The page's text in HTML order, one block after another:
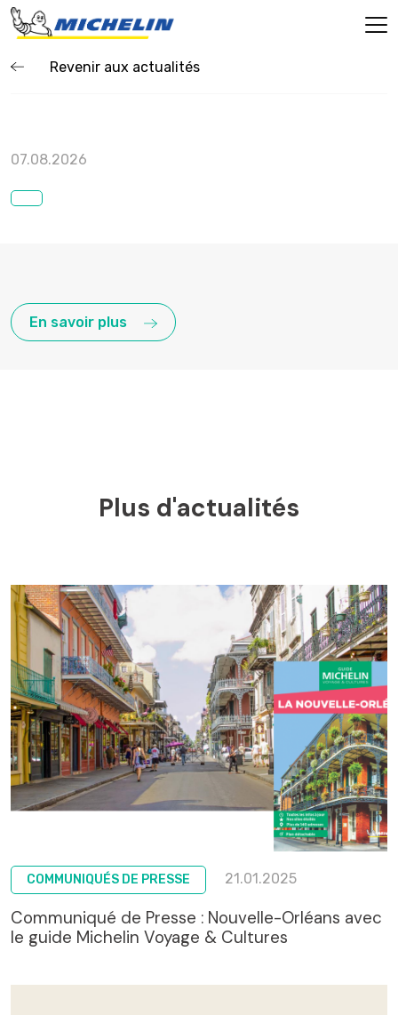
Revenir aux actualités
07.08.2026
En savoir plus
Plus d'actualités
COMMUNIQUÉS DE PRESSE 21.01.2025
Communiqué de Presse : Nouvelle-Orléans avec
le guide Michelin Voyage & Cultures